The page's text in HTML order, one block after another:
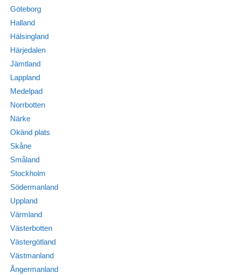
Göteborg
Halland
Hälsingland
Härjedalen
Jämtland
Lappland
Medelpad
Norrbotten
Närke
Okänd plats
Skåne
Småland
Stockholm
Södermanland
Uppland
Värmland
Västerbotten
Västergötland
Västmanland
Ångermanland